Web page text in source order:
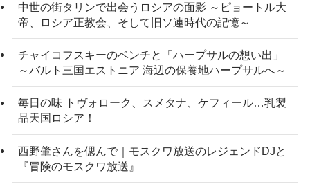
中世の街タリンで出会うロシアの面影 ～ピョートル大
帝、ロシア正教会、そして旧ソ連時代の記憶～
チャイコフスキーのベンチと「ハープサルの想い出」
～バルト三国エストニア 海辺の保養地ハープサルへ～
毎日の味 トヴォローク、スメタナ、ケフィール…乳製
品天国ロシア！
西野肇さんを偲んで｜モスクワ放送のレジェンドDJと
『冒険のモスクワ放送』